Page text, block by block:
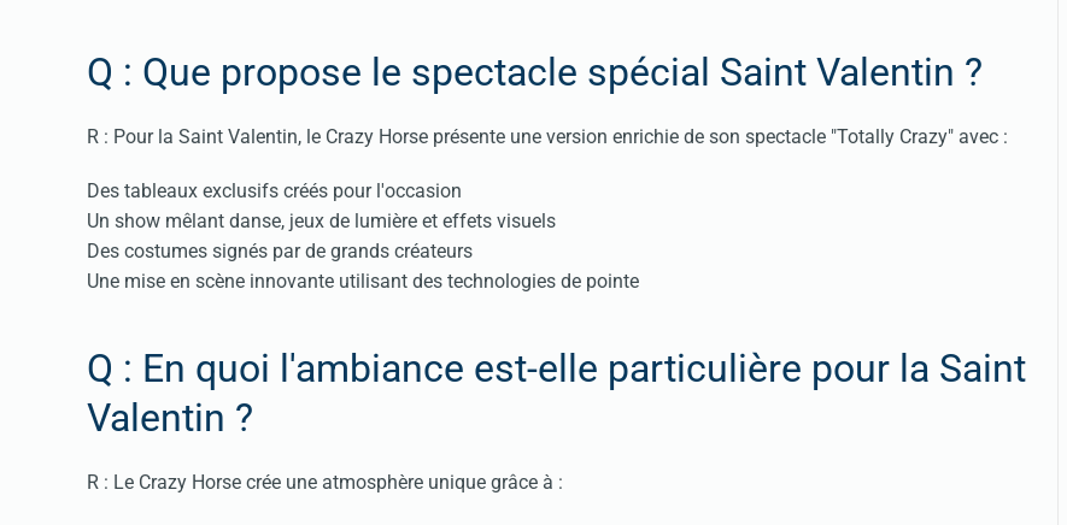
Q : Que propose le spectacle spécial Saint Valentin ?
R : Pour la Saint Valentin, le Crazy Horse présente une version enrichie de son spectacle "Totally Crazy" avec :
Des tableaux exclusifs créés pour l'occasion
Un show mêlant danse, jeux de lumière et effets visuels
Des costumes signés par de grands créateurs
Une mise en scène innovante utilisant des technologies de pointe
Q : En quoi l'ambiance est-elle particulière pour la Saint
Valentin ?
R : Le Crazy Horse crée une atmosphère unique grâce à :